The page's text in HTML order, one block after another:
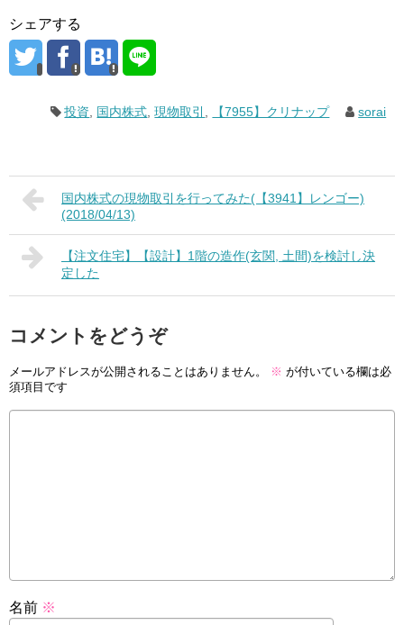
シェアする
投資, 国内株式,現物取引 , 【7955】クリナップ sorai
国内株式の現物取引を行ってみた(【3941】レンゴー)
(2018/04/13)
【注文住宅】【設計】1階の造作(玄関, 土間)を検討し決
定した
コメントをどうぞ
メールアドレスが公開されることはありません。 ※ が付いている欄は必
須項目です
名前 ※